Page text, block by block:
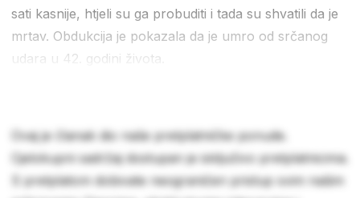
sati kasnije, htjeli su ga probuditi i tada su shvatili da je
mrtav. Obdukcija je pokazala da je umro od srčanog
udara u 42. godini života.
Ovaj je članak dio naše pretplatničke ponude.
Cjelokupni sadržaj dostupan je isključivo pretplatnicima.
S pretplatom dobivate neograničen pristup svim našim